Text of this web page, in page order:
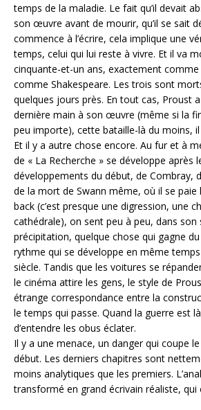
temps de la maladie. Le fait qu’il devait
son œuvre avant de mourir, qu’il se sait
commence à l’écrire, cela implique une
temps, celui qui lui reste à vivre. Et il va
cinquante-et-un ans, exactement
comme Shakespeare. Les trois sont
quelques jours près. En tout cas, Proust
dernière main à son œuvre (même si la
peu importe), cette bataille-là du moins, il
Et il y a autre chose encore. Au fur et à
de « La Recherche » se développe après
développements du début, de Combray,
de la mort de Swann même, où il se paie
back (c’est presque une digression, une
cathédrale), on sent peu à peu, dans son
précipitation, quelque chose qui gagne
rythme qui se développe en même temps
siècle. Tandis que les voitures se
le cinéma attire les gens, le style de
étrange correspondance entre la
le temps qui passe. Quand la guerre est
d’entendre les obus éclater.
Il y a une menace, un danger qui coupe
début. Les derniers chapitres sont
moins analytiques que les premiers.
transformé en grand écrivain réaliste, qui